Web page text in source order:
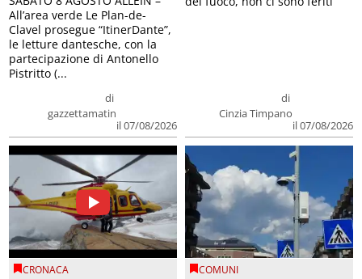
di
gazzettamatin
il 07/08/2026
All’area verde Le Plan-de-
Clavel prosegue “ItinerDante”,
le letture dantesche, con la
partecipazione di Antonello
Pistritto (...
di
Cinzia Timpano
il 07/08/2026
CRONACA COMUNI